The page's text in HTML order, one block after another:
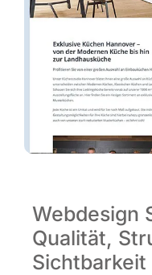
Webdesign
Qualität,
Sichtbarkeit